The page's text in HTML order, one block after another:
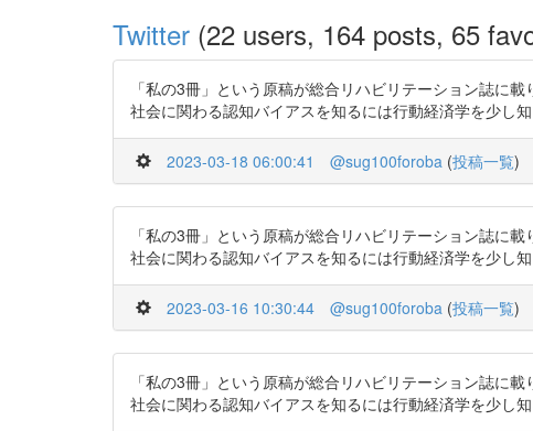
Twitter (22 users, 164 posts, 65
「私の3冊」という原稿が総合リハビリテーション誌に
社会に関わる認知バイアスを知るには行動経済学を少し
2023-03-18 06:00:41 @sug100foroba (投稿一覧)
「私の3冊」という原稿が総合リハビリテーション誌に
社会に関わる認知バイアスを知るには行動経済学を少し
2023-03-16 10:30:44 @sug100foroba (投稿一覧)
「私の3冊」という原稿が総合リハビリテーション誌に
社会に関わる認知バイアスを知るには行動経済学を少し